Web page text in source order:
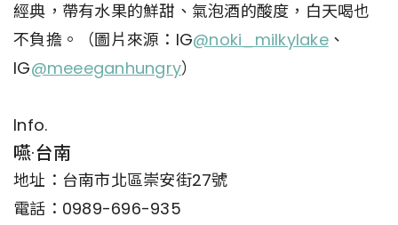
經典，帶有水果的鮮甜、氣泡酒的酸度，白天喝也
不負擔。（圖片來源：IG@noki_milkylake、
IG@meeeganhungry）
Info.
嚥·台南
地址：台南市北區崇安街27號
電話：0989-696-935